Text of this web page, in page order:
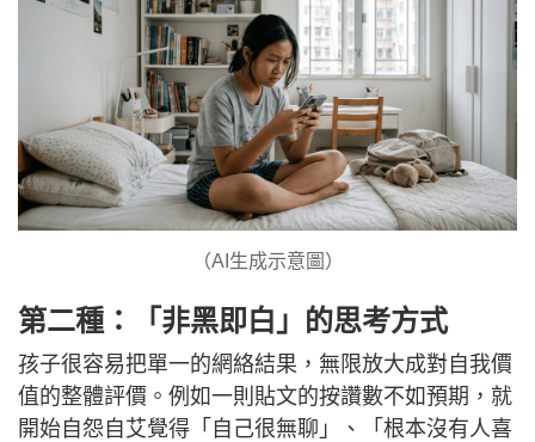
（AI生成示意圖）
第二種：「非黑即白」的思考方式
孩子很容易把單一的網絡結果，無限放大成對自我價
值的整體評價。例如一則貼文的按讚數不如預期，就
開始自怨自艾覺得「自己很無聊」、「根本沒有人喜